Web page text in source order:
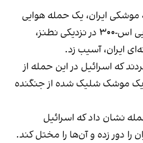
موشکی ایران، یک حمله هوایی
اسرائیل به سامانه پدافند هوایی اس-۳۰۰ در نزدیکی نطنز،
ایران، آسیب زد.
که اسرائیل در این حمله از
یک موشک شلیک شده از جنگنده
نشان داد که اسرائیل
را دور زده و آن‌ها را مختل کند.